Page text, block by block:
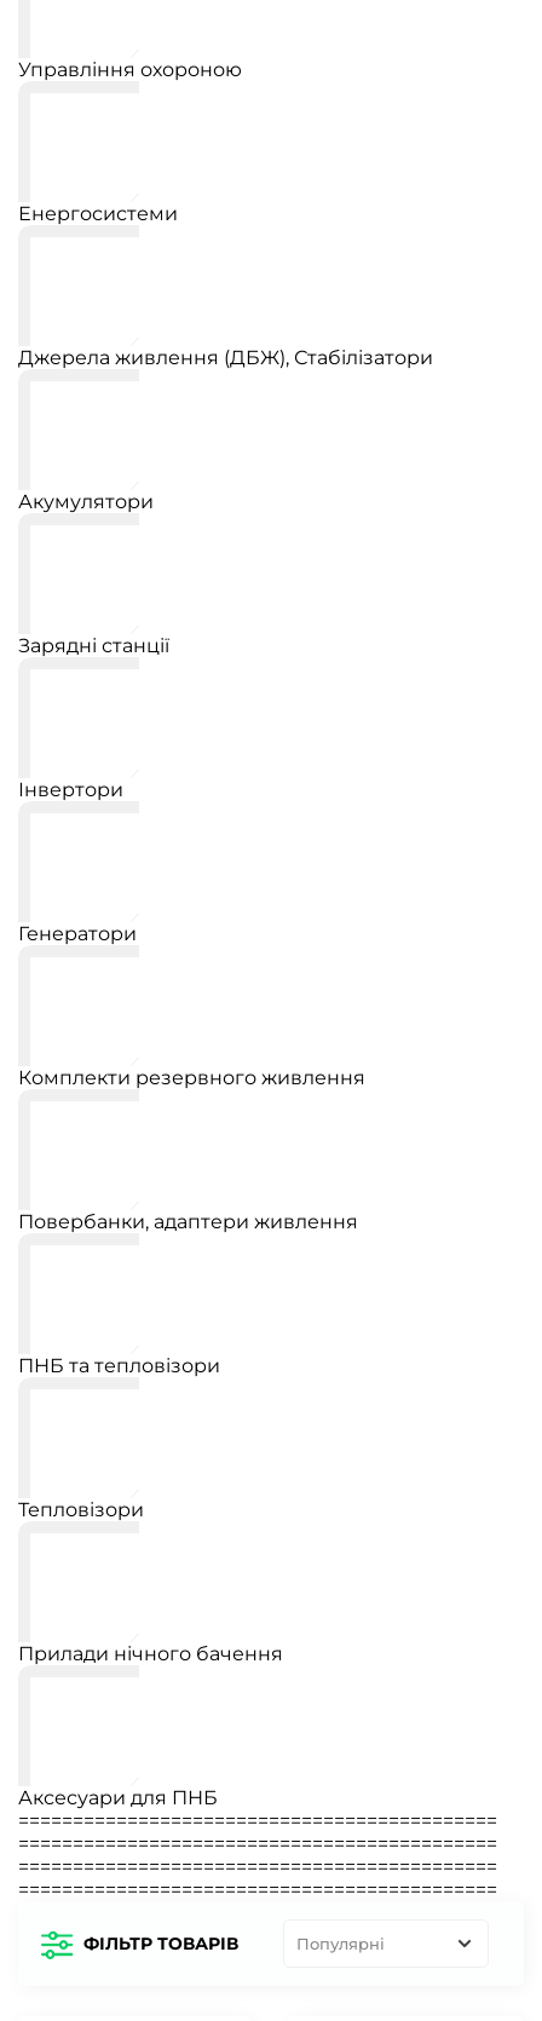
Управління охороною
Енергосистеми
Джерела живлення (ДБЖ), Стабілізатори
Акумулятори
Зарядні станції
Інвертори
Генератори
Комплекти резервного живлення
Повербанки, адаптери живлення
ПНБ та тепловізори
Тепловізори
Прилади нічного бачення
Аксесуари для ПНБ
============================================
============================================
============================================
============================================
ФІЛЬТР ТОВАРІВ Популярні